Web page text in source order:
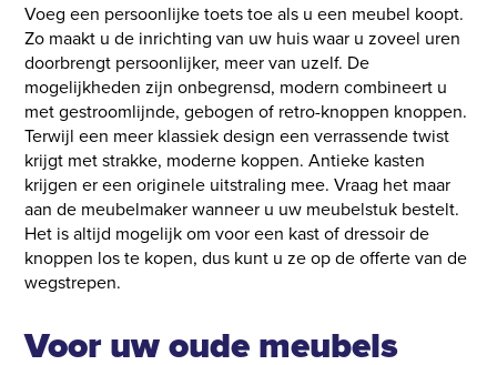
Voeg een persoonlijke toets toe als u een meubel koopt.
Zo maakt u de inrichting van uw huis waar u zoveel uren
doorbrengt persoonlijker, meer van uzelf. De
mogelijkheden zijn onbegrensd, modern combineert u
met gestroomlijnde, gebogen of retro-knoppen knoppen.
Terwijl een meer klassiek design een verrassende twist
krijgt met strakke, moderne koppen. Antieke kasten
krijgen er een originele uitstraling mee. Vraag het maar
aan de meubelmaker wanneer u uw meubelstuk bestelt.
Het is altijd mogelijk om voor een kast of dressoir de
knoppen los te kopen, dus kunt u ze op de offerte van de
wegstrepen.
Voor uw oude meubels